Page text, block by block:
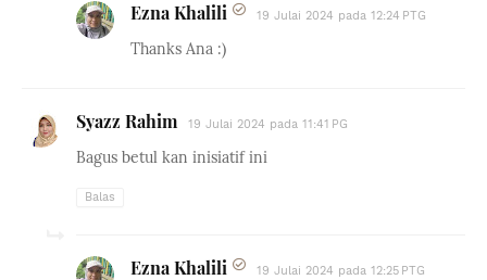
Ezna Khalili 19 Julai 2024 pada 12:24 PTG
Thanks Ana :)
Syazz Rahim 19 Julai 2024 pada 11:41 PG
Bagus betul kan inisiatif ini
Balas
Ezna Khalili 19 Julai 2024 pada 12:25 PTG